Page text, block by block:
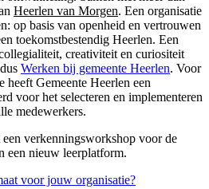
Heerlen van Morgen. Een organisatie
op basis van openheid en vertrouwen
toekomstbestendig Heerlen. Een
creativiteit en curiositeit
Werken bij gemeente Heerlen. Voor
heeft Gemeente Heerlen een
voor het selecteren en implementeren
medewerkers.
verkenningsworkshop voor de
een nieuw leerplatform.
voor jouw organisatie?